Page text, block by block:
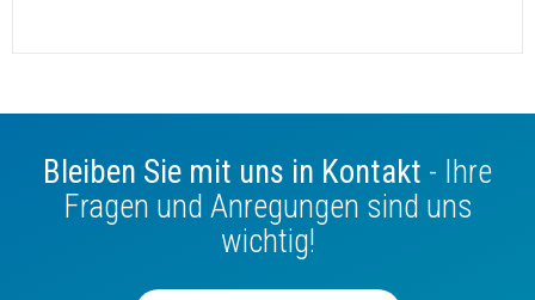
Bleiben Sie mit uns in Kontakt - Ihre
Fragen und Anregungen sind uns
wichtig!